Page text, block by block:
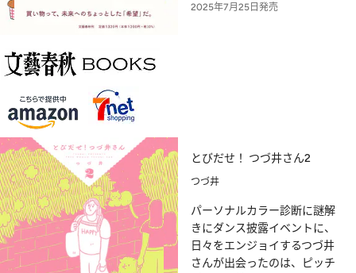
2025年7月25日発売
とびだせ！ つづ井さん2
つづ井
パーソナルカラー診断に謎解
きにダンス披露イベントに、
日々をエンジョイするつづ井
さんが出会ったのは、ピッチ